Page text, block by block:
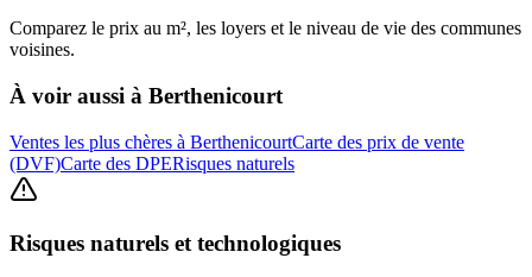
Comparez le prix au m², les loyers et le niveau de vie des communes
voisines.
À voir aussi à Berthenicourt
Ventes les plus chères à BerthenicourtCarte des prix de vente
(DVF)Carte des DPERisques naturels
Risques naturels et technologiques